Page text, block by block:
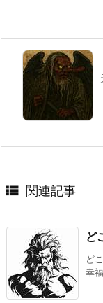
 関連記事
ど
ど
幸